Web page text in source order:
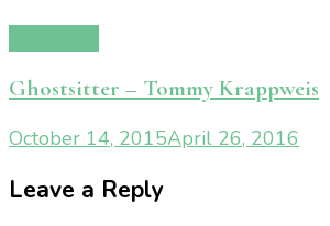
Ghostsitter – Tommy Krappweis
October 14, 2015April 26, 2016
Leave a Reply